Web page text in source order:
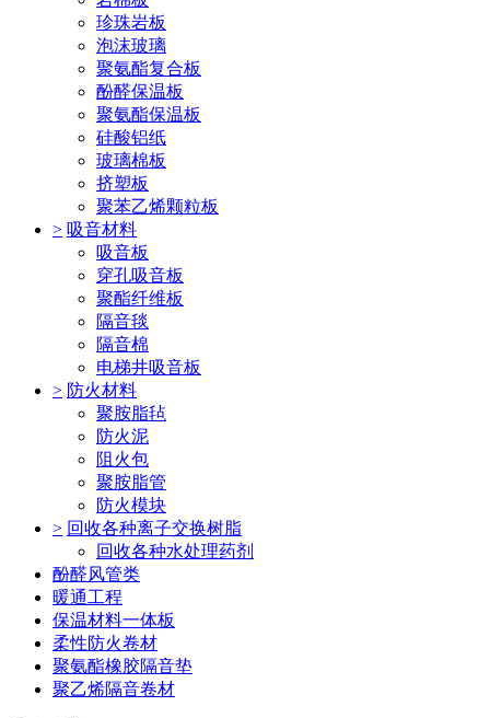
珍珠岩板
泡沫玻璃
聚氨酯复合板
酚醛保温板
聚氨酯保温板
硅酸铝纸
玻璃棉板
挤塑板
聚苯乙烯颗粒板
> 吸音材料
吸音板
穿孔吸音板
聚酯纤维板
隔音毯
隔音棉
电梯井吸音板
> 防火材料
聚胺脂毡
防火泥
阻火包
聚胺脂管
防火模块
> 回收各种离子交换树脂
回收各种水处理药剂
酚醛风管类
暖通工程
保温材料一体板
柔性防火卷材
聚氨酯橡胶隔音垫
聚乙烯隔音卷材